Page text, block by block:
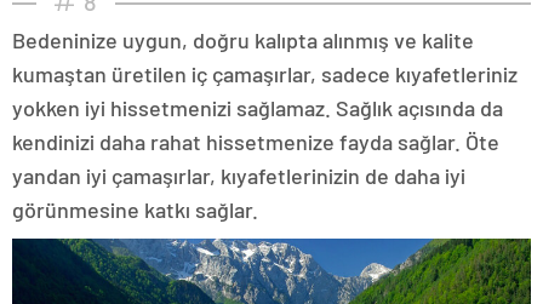
Bedeninize uygun, doğru kalıpta alınmış ve kalite
kumaştan üretilen iç çamaşırlar, sadece kıyafetleriniz
yokken iyi hissetmenizi sağlamaz. Sağlık açısında da
kendinizi daha rahat hissetmenize fayda sağlar. Öte
yandan iyi çamaşırlar, kıyafetlerinizin de daha iyi
görünmesine katkı sağlar.